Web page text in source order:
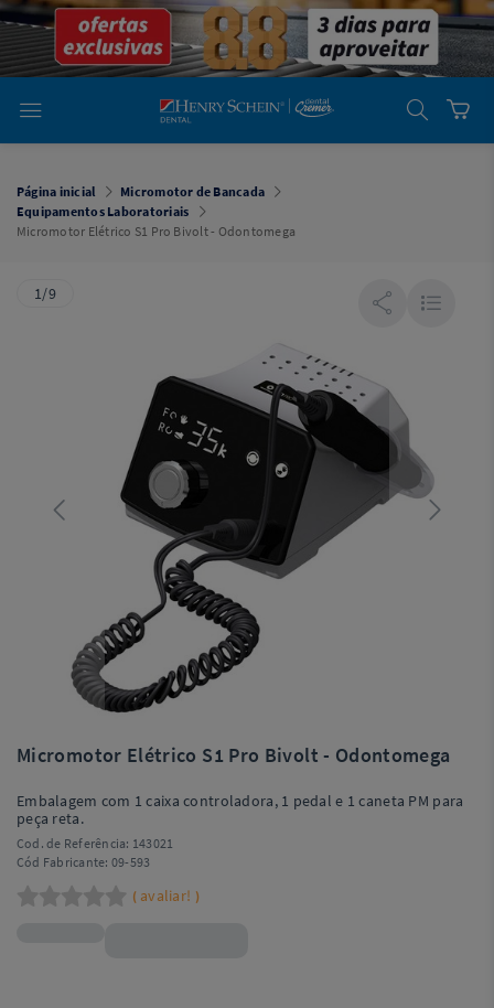
emDental
Cremer -
Henry Schein
Laboratório
Laboratório
Cremer -
Henry Schein
Software
Odontológico
Página inicial
Micromotor de Bancada
Equipamentos Laboratoriais
Micromotor Elétrico S1 Pro Bivolt - Odontomega
1/9
Micromotor Elétrico S1 Pro Bivolt - Odontomega
Embalagem com 1 caixa controladora, 1 pedal e 1 caneta PM para
peça reta.
Cod. de Referência: 143021
Cód Fabricante: 09-593
( avaliar! )